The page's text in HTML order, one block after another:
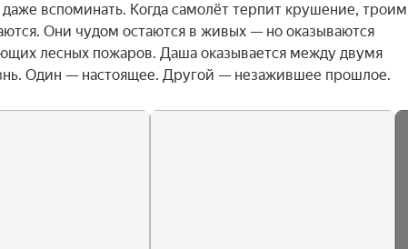
вспоминать. Когда самолёт терпит крушение, троим
Они чудом остаются в живых — но оказываются
лесных пожаров. Даша оказывается между двумя
Один — настоящее. Другой — незажившее прошлое.